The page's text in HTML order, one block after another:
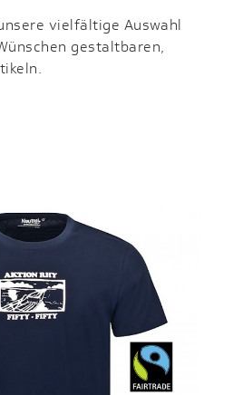
vielfältige Auswahl
gestaltbaren,